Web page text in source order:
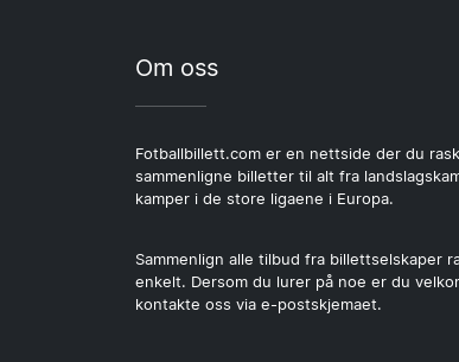
Om oss
Fotballbillett.com er en nettside der du
sammenligne billetter til alt fra
kamper i de store ligaene i Europa.
Sammenlign alle tilbud fra billettselskaper
enkelt. Dersom du lurer på noe er du
kontakte oss via e-postskjemaet.